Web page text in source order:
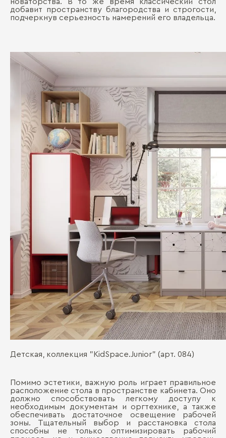
добавит пространству благородства и строгости,
подчеркнув серьезность намерений его владельца.
Детская, коллекция "KidSpace.Junior" (арт. 084)
Помимо эстетики, важную роль играет правильное
расположение стола в пространстве кабинета. Оно
должно способствовать легкому доступу к
необходимым документам и оргтехнике, а также
обеспечивать достаточное освещение рабочей
зоны. Тщательный выбор и расстановка стола
способны не только оптимизировать рабочий